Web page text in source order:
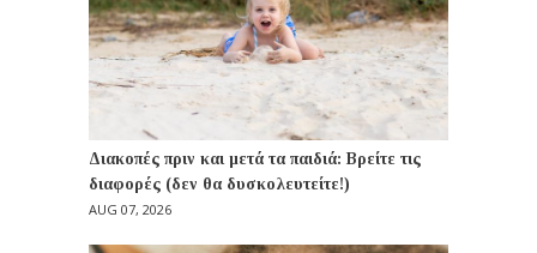
Διακοπές πριν και μετά τα παιδιά: Βρείτε τις
διαφορές (δεν θα δυσκολευτείτε!)
AUG 07, 2026